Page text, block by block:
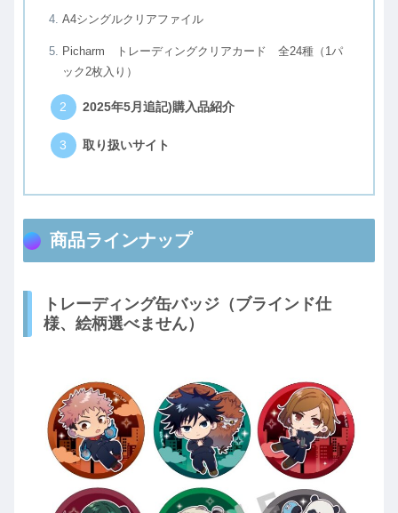
A4シングルクリアファイル
Picharm トレーディングクリアカード 全24種（1パ
ック2枚入り）
2025年5月追記)購入品紹介
取り扱いサイト
商品ラインナップ
トレーディング缶バッジ（ブラインド仕
様、絵柄選べません）